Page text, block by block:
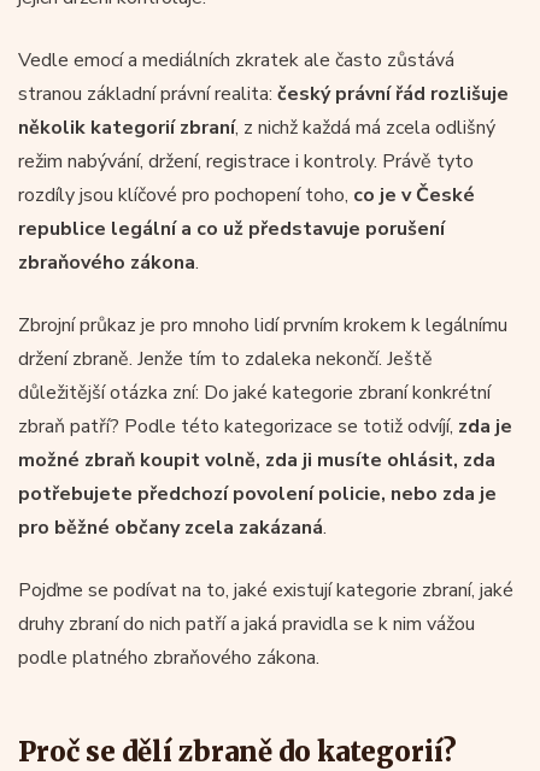
Vedle emocí a mediálních zkratek ale často zůstává
stranou základní právní realita: český právní řád rozlišuje
několik kategorií zbraní, z nichž každá má zcela odlišný
režim nabývání, držení, registrace i kontroly. Právě tyto
rozdíly jsou klíčové pro pochopení toho, co je v České
republice legální a co už představuje porušení
zbraňového zákona.
Zbrojní průkaz je pro mnoho lidí prvním krokem k legálnímu
držení zbraně. Jenže tím to zdaleka nekončí. Ještě
důležitější otázka zní: Do jaké kategorie zbraní konkrétní
zbraň patří? Podle této kategorizace se totiž odvíjí, zda je
možné zbraň koupit volně, zda ji musíte ohlásit, zda
potřebujete předchozí povolení policie, nebo zda je
pro běžné občany zcela zakázaná.
Pojďme se podívat na to, jaké existují kategorie zbraní, jaké
druhy zbraní do nich patří a jaká pravidla se k nim vážou
podle platného zbraňového zákona.
Proč se dělí zbraně do kategorií?